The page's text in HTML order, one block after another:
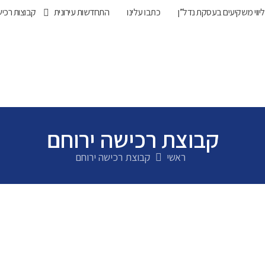
ליווי משקיעים בעסקת נדל”ן כתבו עלינו התחדשות עירונית קבוצות
קבוצת רכישה ירוחם
ראשי קבוצת רכישה ירוחם